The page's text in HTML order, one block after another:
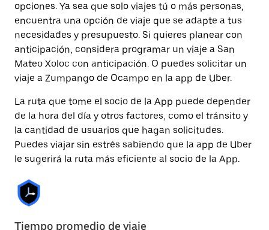
opciones. Ya sea que solo viajes tú o más personas,
encuentra una opción de viaje que se adapte a tus
necesidades y presupuesto. Si quieres planear con
anticipación, considera programar un viaje a San
Mateo Xoloc con anticipación. O puedes solicitar un
viaje a Zumpango de Ocampo en la app de Uber.
La ruta que tome el socio de la App puede depender
de la hora del día y otros factores, como el tránsito y
la cantidad de usuarios que hagan solicitudes.
Puedes viajar sin estrés sabiendo que la app de Uber
le sugerirá la ruta más eficiente al socio de la App.
Tiempo promedio de viaje